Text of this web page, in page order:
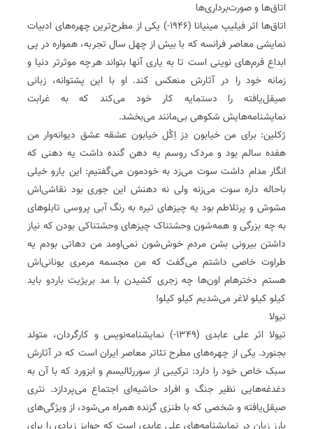
اتاق‌ها و صورت‌برداری‌ها
اتاق‌ها اثر فیلیپ مینیانا (۱۹۴۶-) یکی از مطرح‌ترین چهره‌های ادبیات
نمایشی معاصر فرانسه که با بیش از چهل سال تجربه، همواره در پی
ابداع فرم‌های نوینی است تا به یاری آنها بتواند هرچه موثرتر دنیا و
زمانه خود را در آثارش منعکس کند. او با این پشتوانه، زبانی
صیقل‌یافته را دستمایه کار خود می‌کند که به غرابت
نمایشنامه‌هایش شکوهی بی‌مانند می‌بخشد.
ژکلین: برای من خیابون دِز اِکُل خیابون عشقه عشق دیوانه‌وار من
هفده سالم بود و مردک روسم یه دهن‌ گنده داشت یه دهنی که
انگار مدام داشت سوت می‌زد به خودمون می‌گفتیم: این یارو خیلی
باحاله داره سوت می‌زنه ولی نه دهنش این جوری بود نقاشی‌‌اش
مشوش و پرتلاطم بود یه چیزهای تیره به رنگ آبی پروسی تابلوهای
به چه بزرگی و همه‌شون وحشتناک چیزهای وحشتناکی بودن که نیاز
داشتن بیرونی بشن مردم خوش‌شون نمی‌اومد من دهاتی بودم یه
طراوت خاصی داشتم می‌گفت که من مجسمه مرمری یونانی‌‌اش
هستم دخترهام اون‌ها چه زجری کشیدن با مد بریژیت باردو باید
کیلو کیلو لاغر می‌شدیم کیلو کیلو!
تیولا
تیولا اثر علی عابدی (۱۳۴۹-) نمایشنامه‌نویس و کارگردان، متولد
بجنورد. یکی از چهره‌های مطرح تئاتر معاصر ایران است که در آثارش
سبک خاص خود را دارد: ترکیبی از سوررئالیسم و ابزورد که با آن به
دغدغه‌هایی نظیر جنگ و افراد حاشیه‌ای اجتماع می‌پردازد. نثری
صیقل‌یافته و شخصی که با طنزی گزنده همراه می‌شود، از ویژگی‌های